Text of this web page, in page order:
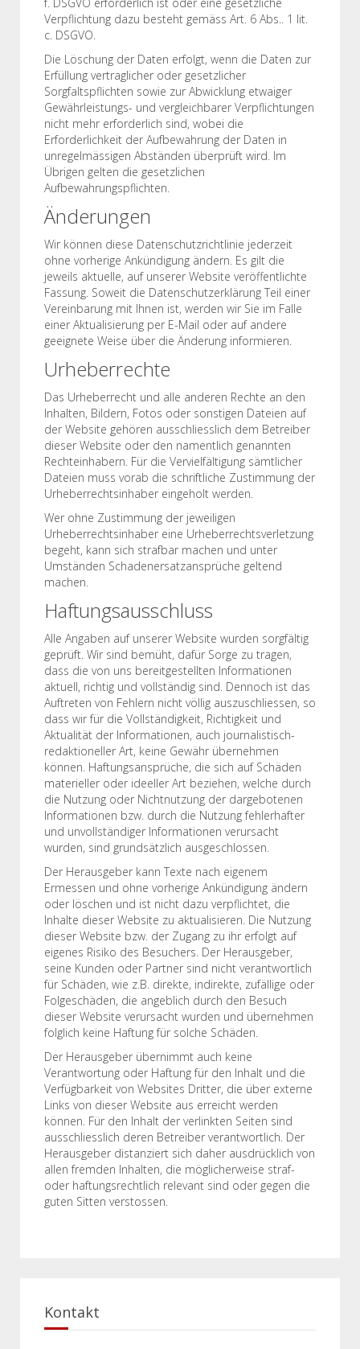
Verpflichtung dazu besteht gemäss Art. 6 Abs.. 1 lit.
c. DSGVO.
Die Löschung der Daten erfolgt, wenn die Daten zur
Erfüllung vertraglicher oder gesetzlicher
Sorgfaltspflichten sowie zur Abwicklung etwaiger
Gewährleistungs- und vergleichbarer Verpflichtungen
nicht mehr erforderlich sind, wobei die
Erforderlichkeit der Aufbewahrung der Daten in
unregelmässigen Abständen überprüft wird. Im
Übrigen gelten die gesetzlichen
Aufbewahrungspflichten.
Änderungen
Wir können diese Datenschutzrichtlinie jederzeit
ohne vorherige Ankündigung ändern. Es gilt die
jeweils aktuelle, auf unserer Website veröffentlichte
Fassung. Soweit die Datenschutzerklärung Teil einer
Vereinbarung mit Ihnen ist, werden wir Sie im Falle
einer Aktualisierung per E-Mail oder auf andere
geeignete Weise über die Änderung informieren.
Urheberrechte
Das Urheberrecht und alle anderen Rechte an den
Inhalten, Bildern, Fotos oder sonstigen Dateien auf
der Website gehören ausschliesslich dem Betreiber
dieser Website oder den namentlich genannten
Rechteinhabern. Für die Vervielfältigung sämtlicher
Dateien muss vorab die schriftliche Zustimmung der
Urheberrechtsinhaber eingeholt werden.
Wer ohne Zustimmung der jeweiligen
Urheberrechtsinhaber eine Urheberrechtsverletzung
begeht, kann sich strafbar machen und unter
Umständen Schadenersatzansprüche geltend
machen.
Haftungsausschluss
Alle Angaben auf unserer Website wurden sorgfältig
geprüft. Wir sind bemüht, dafür Sorge zu tragen,
dass die von uns bereitgestellten Informationen
aktuell, richtig und vollständig sind. Dennoch ist das
Auftreten von Fehlern nicht völlig auszuschliessen, so
dass wir für die Vollständigkeit, Richtigkeit und
Aktualität der Informationen, auch journalistisch-
redaktioneller Art, keine Gewähr übernehmen
können. Haftungsansprüche, die sich auf Schäden
materieller oder ideeller Art beziehen, welche durch
die Nutzung oder Nichtnutzung der dargebotenen
Informationen bzw. durch die Nutzung fehlerhafter
und unvollständiger Informationen verursacht
wurden, sind grundsätzlich ausgeschlossen.
Der Herausgeber kann Texte nach eigenem
Ermessen und ohne vorherige Ankündigung ändern
oder löschen und ist nicht dazu verpflichtet, die
Inhalte dieser Website zu aktualisieren. Die Nutzung
dieser Website bzw. der Zugang zu ihr erfolgt auf
eigenes Risiko des Besuchers. Der Herausgeber,
seine Kunden oder Partner sind nicht verantwortlich
für Schäden, wie z.B. direkte, indirekte, zufällige oder
Folgeschäden, die angeblich durch den Besuch
dieser Website verursacht wurden und übernehmen
folglich keine Haftung für solche Schäden.
Der Herausgeber übernimmt auch keine
Verantwortung oder Haftung für den Inhalt und die
Verfügbarkeit von Websites Dritter, die über externe
Links von dieser Website aus erreicht werden
können. Für den Inhalt der verlinkten Seiten sind
ausschliesslich deren Betreiber verantwortlich. Der
Herausgeber distanziert sich daher ausdrücklich von
allen fremden Inhalten, die möglicherweise straf-
oder haftungsrechtlich relevant sind oder gegen die
guten Sitten verstossen.
Kontakt